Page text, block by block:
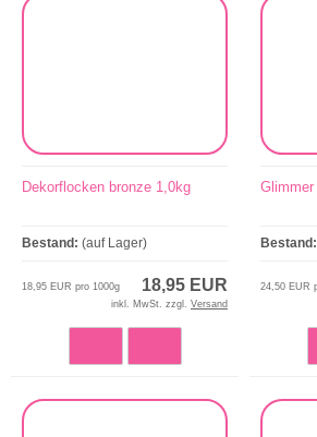
Dekorflocken bronze 1,0kg
Bestand: (auf Lager)
18,95 EUR
18,95 EUR pro 1000g
inkl. MwSt. zzgl. Versand
Bestand:
24,50 EUR